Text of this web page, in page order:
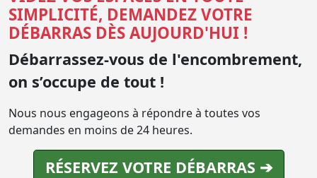
SIMPLICITÉ, DEMANDEZ VOTRE
DÉBARRAS DÈS AUJOURD'HUI !
Débarrassez-vous de l'encombrement,
on s’occupe de tout !
Nous nous engageons à répondre à toutes vos
demandes en moins de 24 heures.
RÉSERVEZ VOTRE DÉBARRAS ➔